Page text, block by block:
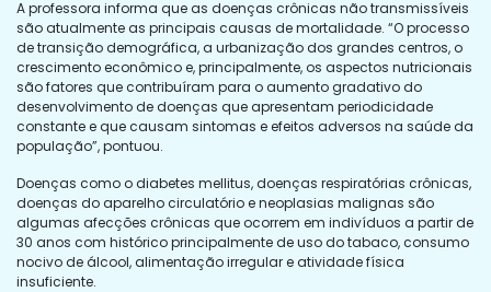
A professora informa que as doenças crônicas não transmissíveis
são atualmente as principais causas de mortalidade. “O processo
de transição demográfica, a urbanização dos grandes centros, o
crescimento econômico e, principalmente, os aspectos nutricionais
são fatores que contribuíram para o aumento gradativo do
desenvolvimento de doenças que apresentam periodicidade
constante e que causam sintomas e efeitos adversos na saúde da
população”, pontuou.
Doenças como o diabetes mellitus, doenças respiratórias crônicas,
doenças do aparelho circulatório e neoplasias malignas são
algumas afecções crônicas que ocorrem em indivíduos a partir de
30 anos com histórico principalmente de uso do tabaco, consumo
nocivo de álcool, alimentação irregular e atividade física
insuficiente.